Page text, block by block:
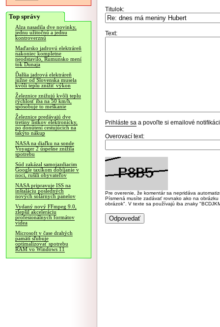
Top správy
Alza nasadila dve novinky,
jednu užitočnú a jednu
kontroverznú
Maďarsko jadrovú elektráreň
nakoniec kompletne
neodstavilo, Rumunsko mení
tok Dunaja
Ďalšia jadrová elektráreň
južne od Slovenska musela
kvôli teplu znížiť výkon
Železnice znižujú kvôli teplu
rýchlosť iba na 50 km/h,
spôsobuje to meškanie
Železnice predávajú dve
tretiny lístkov elektronicky,
po donútení cestujúcich na
takýto nákup
NASA na diaľku na sonde
Voyager 2 úspešne znížila
spotrebu
Súd zakázal samojazdiacim
Google taxíkom dobíjanie v
noci, rušili obyvateľov
NASA pripravuje ISS na
inštaláciu posledných
nových solárnych panelov
Vydaný nový FFmpeg 9.0,
zlepšil akceleráciu
profesionálnych formátov
videa
Microsoft v čase drahých
pamätí sľubuje
optimalizovať spotrebu
RAM vo Windows 11
Titulok:
Text:
Prihláste sa a povoľte si emailové
Overovací text:
Pre overenie, že komentár sa nepridáva
Písmená musíte zadávať rovnako ako na
obrázok". V texte sa používajú iba znaky